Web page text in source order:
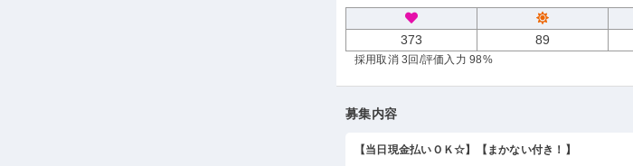
373 89
採用取消 3回 /評価入力 98%
募集内容
【当日現金払いＯＫ☆】【まかない付き！】